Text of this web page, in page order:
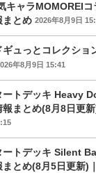
キャラMOMOREI
まとめ 2026年8月9日
ギュっとコレクショ
年8月9日 15:41
ートデッキ Heavy
まとめ(8月8日更
ートデッキ Silent
とめ(8月5日更新)